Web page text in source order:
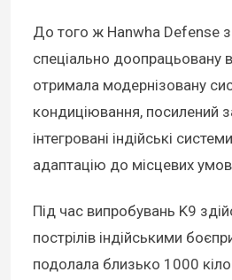
До того ж Hanwha Defense
спеціально доопрацьовану
отримала модернізовану
кондиціювання, посилений
інтегровані індійські
адаптацію до місцевих умов
Під час випробувань K9
пострілів індійськими
подолала близько 1000